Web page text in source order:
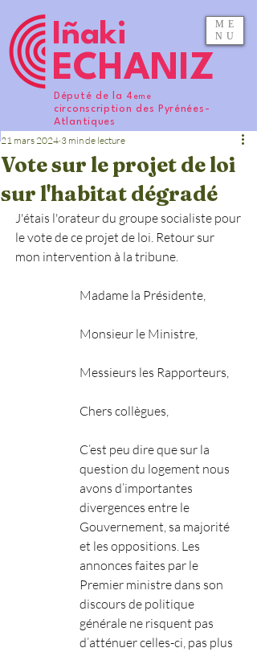
ME
NU
ECHANIZ
Iñaki
Député de la 4 eme
circonscription des Pyrénées-
Atlantiques
Vote sur le projet de loi
sur l'habitat dégradé
21 mars 2024 3 min de lecture
J'étais l'orateur du groupe socialiste pour
le vote de ce projet de loi. Retour sur
mon intervention à la tribune.
Madame la Présidente,
Monsieur le Ministre,
Messieurs les Rapporteurs,
Chers collègues,
C’est peu dire que sur la
question du logement nous
avons d’importantes
divergences entre le
Gouvernement, sa majorité
et les oppositions. Les
annonces faites par le
Premier ministre dans son
discours de politique
générale ne risquent pas
d’atténuer celles-ci, pas plus